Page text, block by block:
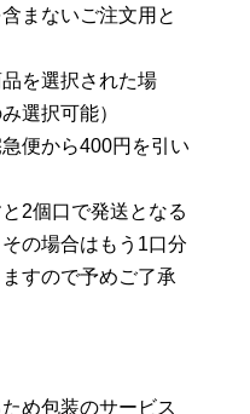
まないご注文用と
を選択された場
選択可能）
便から400円を引い
2個口で発送となる
の場合はもう1口分
すので予めご了承
め包装のサービス